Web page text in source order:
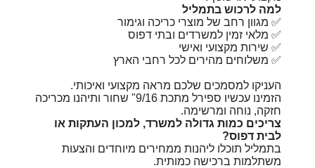
למה לרכוש בתמליל
✅ מגוון רחב של מוצרי כריכה וגימור
✅ מלאי זמין למשרדים ובתי דפוס
✅ שירות מקצועי ואישי
✅ משלוחים מהירים לכל רחבי הארץ
העניקו למסמכים שלכם מראה מקצועי ואיכותי.
הזמינו עכשיו ספירל מתכת 9/16" שחור ותיהנו מכריכה
חזקה, נוחה ומרשימה.
צריכים כמות גדולה למשרד, למכון העתקות או
לבית דפוס?
בתמליל תוכלו ליהנות ממחירים מיוחדים והצעות
משתלמות ברכישה כמותית.